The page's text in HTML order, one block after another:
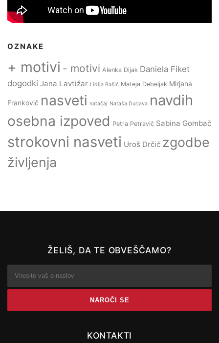
OZNAKE
+ motivi - motivi Alenka Dijak Daniela Fiket
dogodki Jana Lavtižar Lidija Bašič Mateja Debeljak Mirjana
Frankovič nasveti natačaj Nataša Durjava navdih
osebna izpoved Petra Petravič Sabina Gombač
strokovni nasveti Uroš Drčić zgodbe
življenja
ŽELIŠ, DA TE OBVEŠČAMO?
KONTAKTI